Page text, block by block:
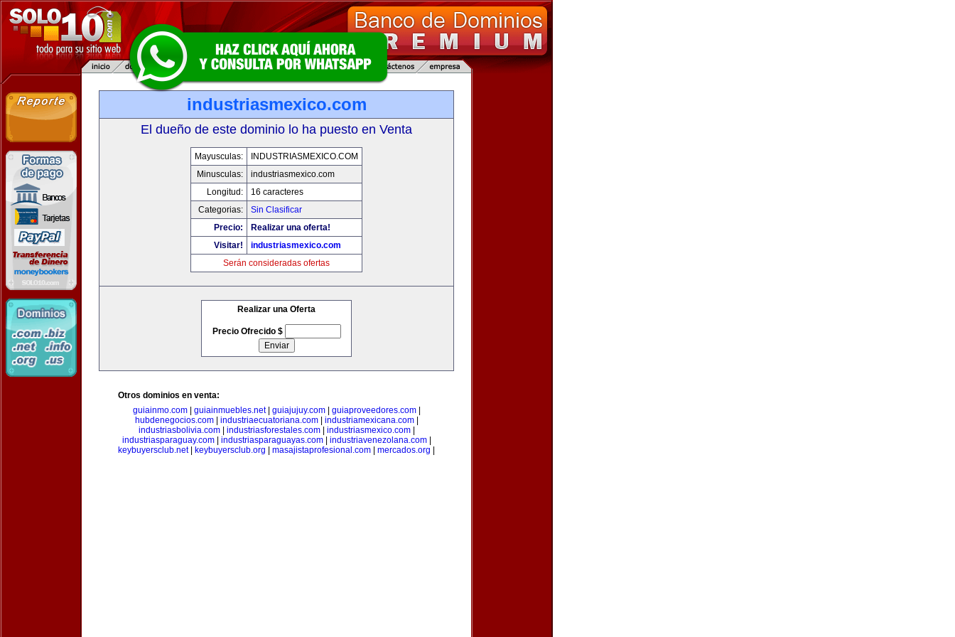
industriasmexico.com
El dueño de este dominio lo ha puesto en Venta
Mayusculas:
INDUSTRIASMEXICO.COM
Minusculas:
industriasmexico.com
Longitud:
16 caracteres
Categorias:
Sin Clasificar
Precio:
Realizar una oferta!
Visitar!
industriasmexico.com
Serán consideradas ofertas
Realizar una Oferta
Precio Ofrecido $
Otros dominios en venta:
guiainmo.com| guiainmuebles.net| guiajujuy.com| guiaproveedores.com|
hubdenegocios.com| industriaecuatoriana.com| industriamexicana.com|
industriasbolivia.com| industriasforestales.com| industriasmexico.com|
industriasparaguay.com| industriasparaguayas.com| industriavenezolana.com|
keybuyersclub.net| keybuyersclub.org masajistaprofesional.com mercados.org